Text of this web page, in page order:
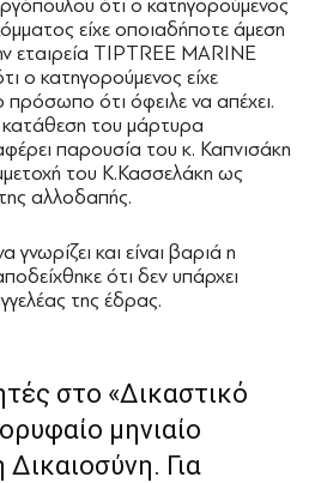
ότι ο κατηγορούμενος
είχε οποιαδήποτε άμεση
εταιρεία TIPTREE MARINE
ο κατηγορούμενος είχε
ότι όφειλε να απέχει.
κατάθεση του μάρτυρα
παρουσία του κ. Καπνισάκη
του Κ.Κασσελάκη ως
αλλοδαπής.
και είναι βαριά η
ότι δεν υπάρχει
της έδρας.
στο «Δικαστικό
μηνιαίο
Δικαιοσύνη. Για